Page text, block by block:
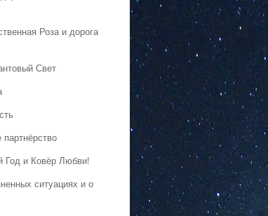
Роза и дорога
Свет
Год и Ковёр Любви!
ситуациях и о